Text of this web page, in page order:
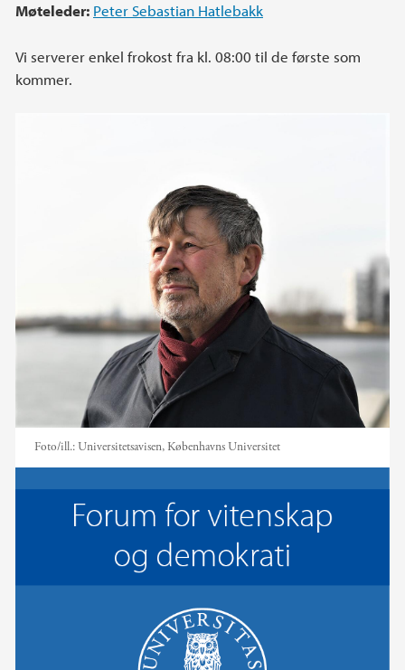
Møteleder: Peter Sebastian Hatlebakk
Vi serverer enkel frokost fra kl. 08:00 til de første som
kommer.
Foto/ill.:Universitetsavisen, Københavns Universitet